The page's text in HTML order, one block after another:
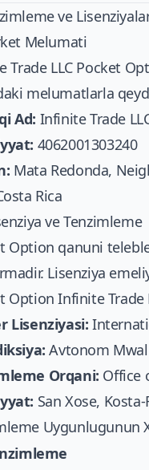
ve
Melumati
Trade LLC Pocket
melumatlarla
Ad: Infinite Trade
4062001303240
Mata Redonda,
Rica
ve Tenzimleme
Option qanuni
Lisenziya
Option Infinite
Lisenziyasi:
Avtonom
Orqani: Office
San Xose,
Uygunlugunun